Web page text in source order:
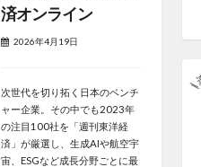
済オンライン
2026年4月19日
次世代を切り拓く日本のベンチ
ャー企業。その中でも2023年
の注目100社を「週刊東洋経
済」が厳選し、生成AIや航空宇
宙、ESGなど成長分野ごとに最